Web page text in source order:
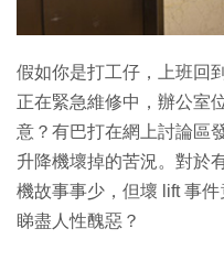
假如你是打工仔，上班回
正在緊急維修中，辦公室
意？有巴打在網上討論區
升降機壞掉的苦況。對於
機故事事少，但壞 lift 事
睇盡人性醜惡？